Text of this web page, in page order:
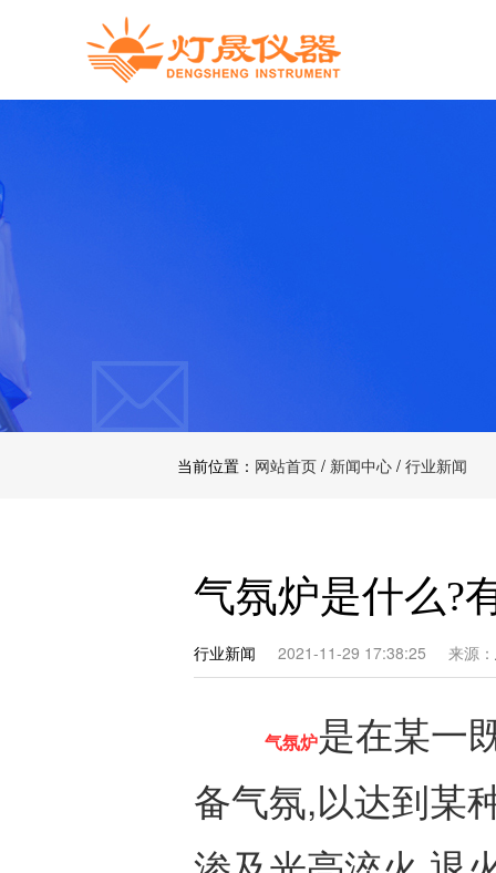
当前位置： 网站首页 / 新闻中心 / 行业新闻
气氛炉是什么?
行业新闻 2021-11-29 17:38:25 来源：
气氛炉是在某一
备气氛,以达到某